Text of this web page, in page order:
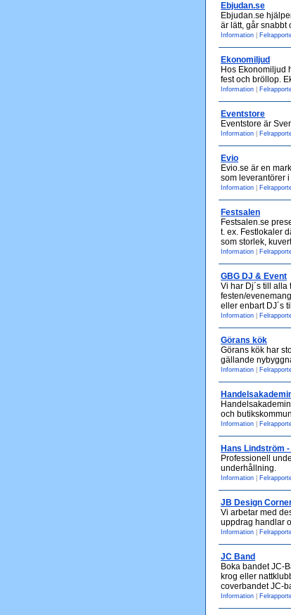
Ebjudan.se
Ebjudan.se
är lätt, går snabbt
Information
Ekonomiljud
Hos Ekonomiljud
fest och bröllop.
Information
Eventstore
Eventstore är
Information
Evio
Evio.se är en
som leverantörer
Information
Festsalen
Festsalen.se
t. ex. Festlokaler
som storlek,
Information
GBG DJ & Event
Vi har Dj´s till
festen/
eller enbart DJ´s
Information
Görans kök
Görans kök har
gällande
Information
och
Information
Hans Lindström -
Professionell
underhållning.
Information
JB Design
Vi arbetar med
uppdrag handlar
Information
JC Band
Boka bandet JC-
krog eller
coverbandet JC-
Information